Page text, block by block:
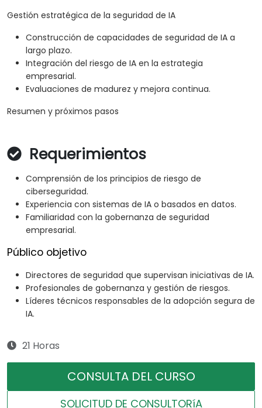
Gestión estratégica de la seguridad de IA
Construcción de capacidades de seguridad de IA a
largo plazo.
Integración del riesgo de IA en la estrategia
empresarial.
Evaluaciones de madurez y mejora continua.
Resumen y próximos pasos
Requerimientos
Comprensión de los principios de riesgo de
ciberseguridad.
Experiencia con sistemas de IA o basados en datos.
Familiaridad con la gobernanza de seguridad
empresarial.
Público objetivo
Directores de seguridad que supervisan iniciativas de IA.
Profesionales de gobernanza y gestión de riesgos.
Líderes técnicos responsables de la adopción segura de
IA.
21 Horas
CONSULTA DEL CURSO
SOLICITUD DE CONSULTORíA